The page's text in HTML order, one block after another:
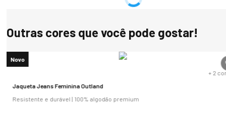
Outras cores que você pode gostar!
Novo
+ 2
Jaqueta Jeans Feminina Outland
Resistente e durável | 100% algodão premium